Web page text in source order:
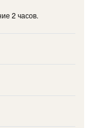
2 часов.